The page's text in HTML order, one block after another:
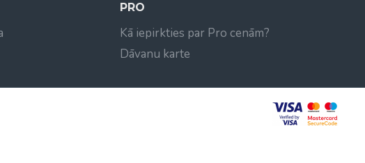
PRO
Kā iepirkties par Pro cenām?
Dāvanu karte